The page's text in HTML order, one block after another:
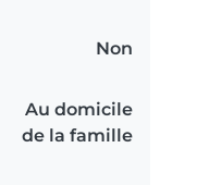
Non
Au domicile
de la famille